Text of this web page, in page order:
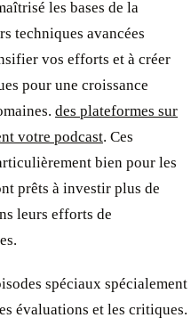
les bases de la
techniques avancées
vos efforts et à créer
pour une croissance
des plateformes sur
votre podcast. Ces
bien pour les
prêts à investir plus de
leurs efforts de
spéciaux spécialement
évaluations et les critiques.